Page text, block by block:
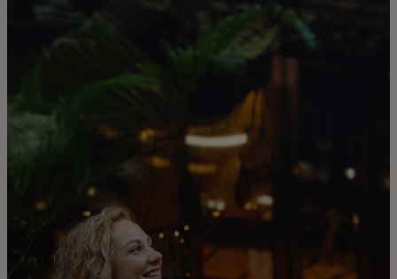
Для бизнеса
Для всего мира
Для новаторов
Новости и тренды